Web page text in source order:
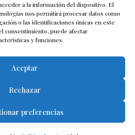
a la información del dispositivo. El
nos permitirá procesar datos como
o las identificaciones únicas en este
consentimiento, puede afectar
y funciones.
Aceptar
Rechazar
preferencias
taller mecánico
vehículo vehículos
Taller S.L. - Todos los
Aviso Legal|Política de